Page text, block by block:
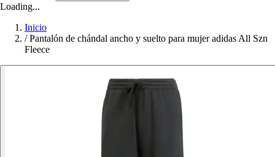
Loading...
Inicio
/ Pantalón de chándal ancho y suelto para mujer adidas All Szn
Fleece